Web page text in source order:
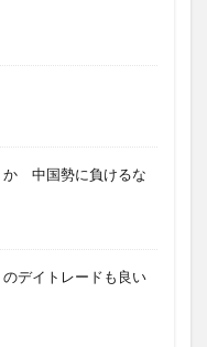
か 中国勢に負けるな
デイトレードも良い